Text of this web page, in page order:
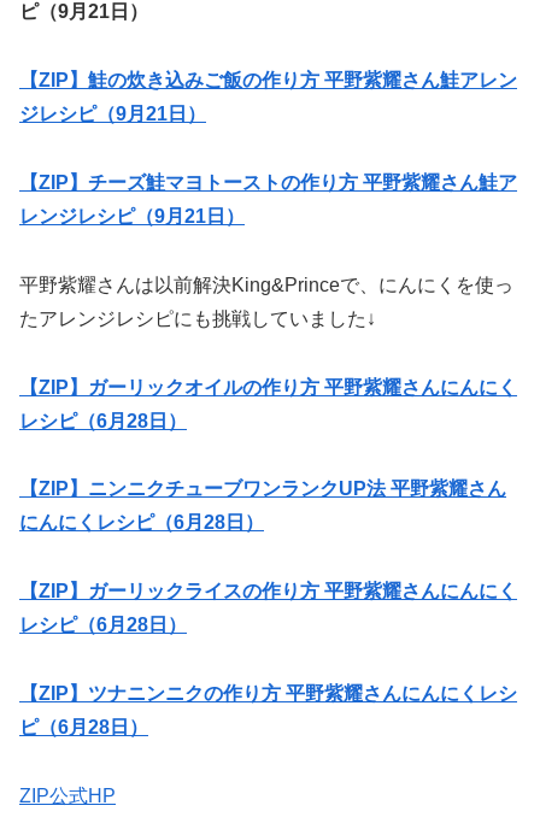
ピ（9月21日）
【ZIP】鮭の炊き込みご飯の作り方 平野紫耀さん鮭アレン
ジレシピ（9月21日）
【ZIP】チーズ鮭マヨトーストの作り方 平野紫耀さん鮭ア
レンジレシピ（9月21日）
平野紫耀さんは以前解決King&Princeで、にんにくを使っ
たアレンジレシピにも挑戦していました↓
【ZIP】ガーリックオイルの作り方 平野紫耀さんにんにく
レシピ（6月28日）
【ZIP】ニンニクチューブワンランクUP法 平野紫耀さん
にんにくレシピ（6月28日）
【ZIP】ガーリックライスの作り方 平野紫耀さんにんにく
レシピ（6月28日）
【ZIP】ツナニンニクの作り方 平野紫耀さんにんにくレシ
ピ（6月28日）
ZIP公式HP